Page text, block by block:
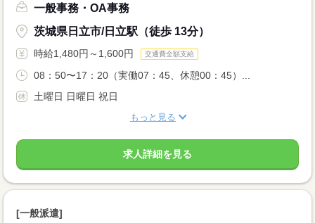
一般事務・OA事務
茨城県日立市/日立駅（徒歩 13分）
時給1,480円～1,600円 交通費全額支給
08：50〜17：20（実働07：45、休憩00：45）...
土曜日 日曜日 祝日
もっと見る
求人詳細を見る
[一般派遣]